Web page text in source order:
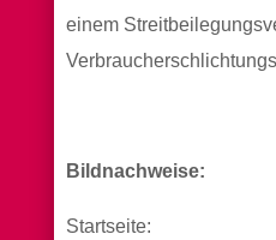
einem
Bildnachweise:
Startseite: